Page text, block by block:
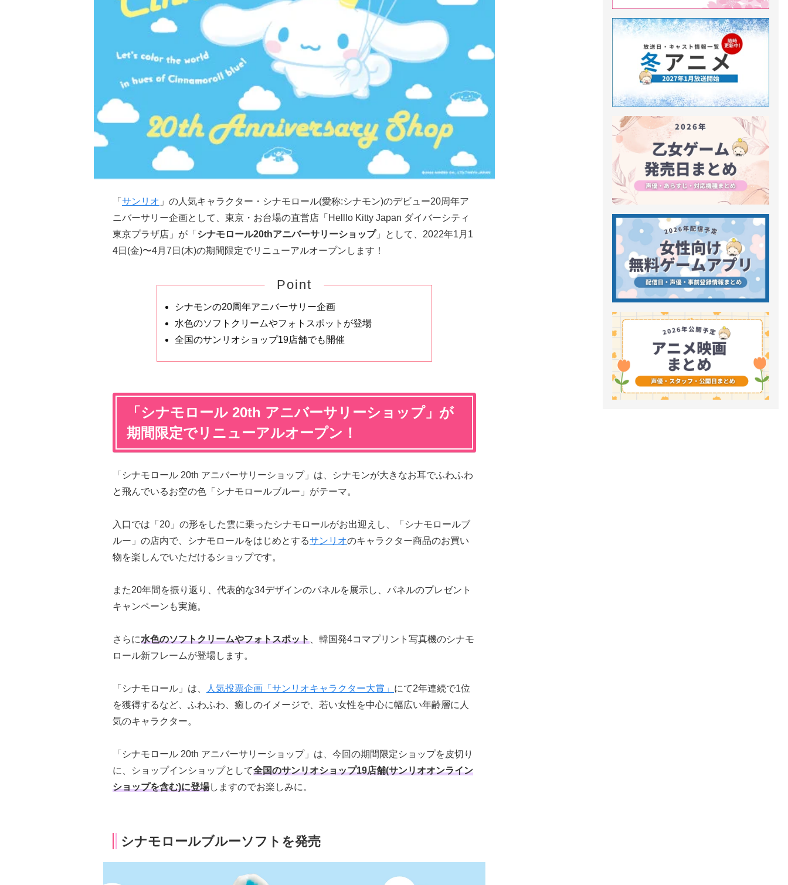
「 サンリオ 」の人気キャラクター・シナモロール(愛称:シナモン)のデビュー20周年ア
ニバーサリー企画として、東京・お台場の直営店「Helllo Kitty Japan ダイバーシティ
東京プラザ店」が「 シナモロール20thアニバーサリーショップ」として、2022年1月1
4日(金)〜4月7日(木)の期間限定でリニューアルオープンします！
Point
シナモンの20周年アニバーサリー企画
水色のソフトクリームやフォトスポットが登場
全国のサンリオショップ19店舗でも開催
「 シナモロール 20th アニバーサリーショップ」が
期間限定でリニューアルオープン！
「シナモロール 20th アニバーサリーショップ」は、シナモンが大きなお耳でふわふわ
と飛んでいるお空の色「シナモロールブルー」がテーマ。
入口では「20」の形をした雲に乗ったシナモロールがお出迎えし、「シナモロールブ
ルー」の店内で、シナモロールをはじめとするサンリオのキャラクター商品のお買い
物を楽しんでいただけるショップです。
また20年間を振り返り、代表的な34デザインのパネルを展示し、パネルのプレゼント
キャンペーンも実施。
さらに水色のソフトクリームやフォトスポット 、韓国発4コマプリント写真機のシナモ
ロール新フレームが登場します。
「シナモロール」は、 人気投票企画「サンリオキャラクター大賞」 にて2年連続で1位
を獲得するなど、ふわふわ、癒しのイメージで、若い女性を中心に幅広い年齢層に人
気のキャラクター。
「シナモロール 20th アニバーサリーショップ」は、今回の期間限定ショップを皮切り
に、ショップインショップとして全国のサンリオショップ19店舗(サンリオオンライン
ショップを含む)に登場しますのでお楽しみに。
シナモロールブルーソフトを発売